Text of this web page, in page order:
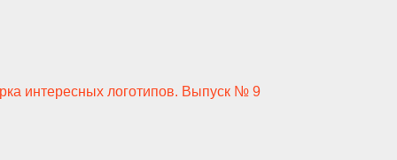
интересных логотипов. Выпуск № 9